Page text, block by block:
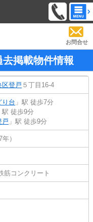
お問合せ
掲載物件情報
区登戸 ５丁目16-4
り台 」駅 徒歩7分
駅 徒歩9分
戸 」駅 徒歩9分
）
筋コンクリート